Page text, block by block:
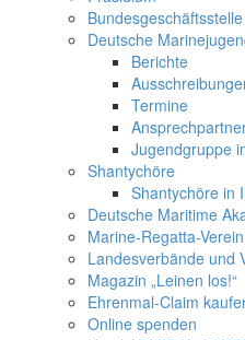
Bundesgeschäftsstelle
Deutsche
Berichte
Termine
Jugendgruppe
Shantychöre
Shantychöre in
Deutsche Maritime
Marine-Regatta-Verein
Landesverbände und
Magazin „Leinen los!“
Ehrenmal-Claim
Online spenden